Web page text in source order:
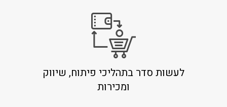
לעשות סדר בתהליכי פיתוח, שיווק
ומכירות